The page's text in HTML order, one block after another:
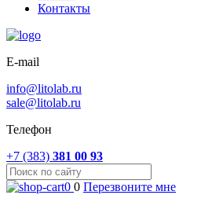
Контакты
E-mail
info@litolab.ru
sale@litolab.ru
Телефон
+7 (383) 381 00 93
0 0 Перезвоните мне